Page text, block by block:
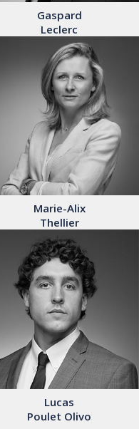
Gaspard
Leclerc
Marie-Alix
Thellier
Lucas
Poulet Olivo